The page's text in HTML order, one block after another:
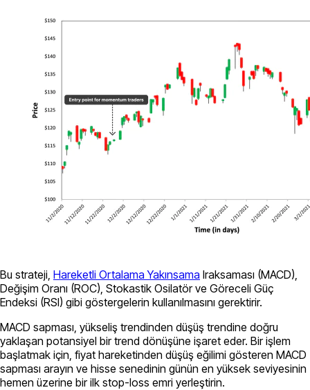
Bu strateji, Hareketli Ortalama Yakınsama Iraksaması (MACD),
Değişim Oranı (ROC), Stokastik Osilatör ve Göreceli Güç
Endeksi (RSI) gibi göstergelerin kullanılmasını gerektirir.
MACD sapması, yükseliş trendinden düşüş trendine doğru
yaklaşan potansiyel bir trend dönüşüne işaret eder. Bir işlem
başlatmak için, fiyat hareketinden düşüş eğilimi gösteren MACD
sapması arayın ve hisse senedinin günün en yüksek seviyesinin
hemen üzerine bir ilk stop-loss emri yerleştirin.